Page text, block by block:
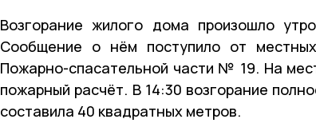
Возгорание жилого дома произошло
Сообщение о нём поступило от
Пожарно-спасательной части № 19. На
пожарный расчёт. В 14:30 возгорание
составила 40 квадратных метров.